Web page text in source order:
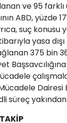
ve 95 farklı
ABD, yüzde
suç konusu
yasa
375 bin
Dairesi
süreç